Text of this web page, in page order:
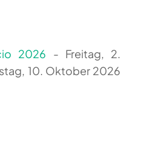
2026 - Freitag, 2.
10. Oktober 2026